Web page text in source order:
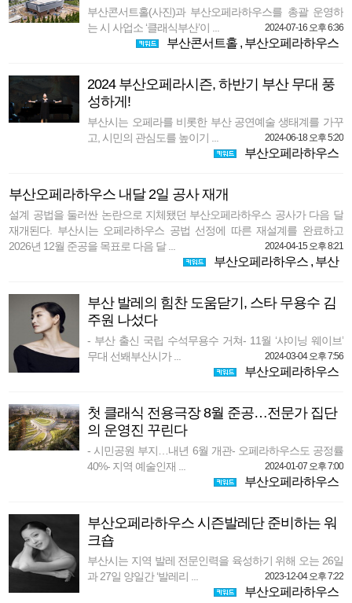
부산콘서트홀(사진)과 부산오페라하우스를 총괄 운영하
는 시 사업소 ‘클래식부산’이 ...
2024-07-16 오후 6:36
부산콘서트홀, 부산오페라하우스
2024 부산오페라시즌, 하반기 부산 무대 풍
성하게!
부산시는 오페라를 비롯한 부산 공연예술 생태계를 가꾸
고, 시민의 관심도를 높이기 ...
2024-06-18 오후 5:20
부산오페라하우스
부산오페라하우스 내달 2일 공사 재개
설계 공법을 둘러싼 논란으로 지체됐던 부산오페라하우스 공사가 다음 달
재개된다. 부산시는 오페라하우스 공법 선정에 따른 재설계를 완료하고
2026년 12월 준공을 목표로 다음 달 ...
2024-04-15 오후 8:21
부산오페라하우스, 부산
부산 발레의 힘찬 도움닫기, 스타 무용수 김
주원 나섰다
- 부산 출신 국립 수석무용수 거쳐- 11월 ‘샤이닝 웨이브’
무대 선봬부산시가 ...
2024-03-04 오후 7:56
부산오페라하우스
첫 클래식 전용극장 8월 준공…전문가 집단
의 운영진 꾸린다
- 시민공원 부지…내년 6월 개관- 오페라하우스도 공정률
40%- 지역 예술인재 ...
2024-01-07 오후 7:00
부산오페라하우스
부산오페라하우스 시즌발레단 준비하는 워
크숍
부산시는 지역 발레 전문인력을 육성하기 위해 오는 26일
과 27일 양일간 ‘발레리 ...
2023-12-04 오후 7:22
부산오페라하우스